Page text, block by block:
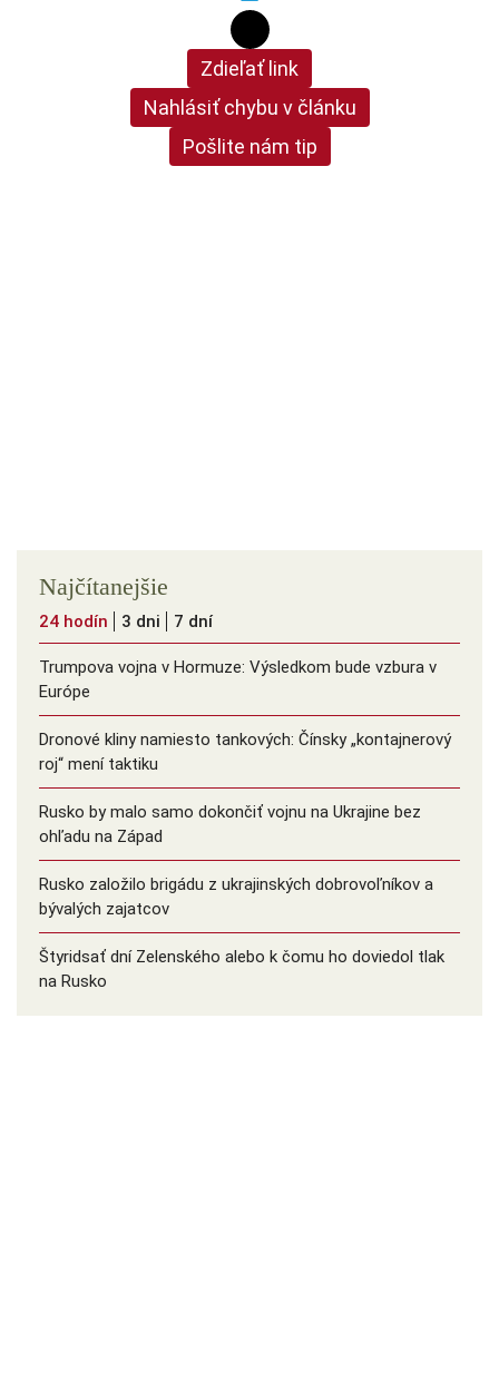
Zdieľať link
Nahlásiť chybu v článku
Pošlite nám tip
Najčítanejšie
24 hodín 3 dni 7 dní
Trumpova vojna v Hormuze: Výsledkom bude vzbura v
Európe
Dronové kliny namiesto tankových: Čínsky ️„kontajnerový
roj“ mení taktiku
Rusko by malo samo dokončiť vojnu na Ukrajine bez
ohľadu na Západ
Rusko založilo brigádu z ukrajinských dobrovoľníkov a
bývalých zajatcov
Štyridsať dní Zelenského alebo k čomu ho doviedol tlak
na Rusko